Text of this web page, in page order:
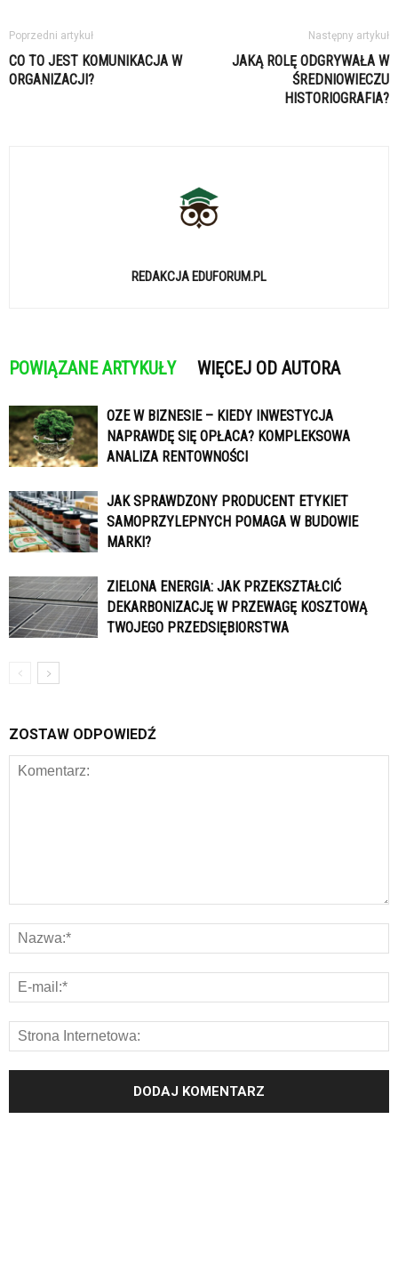
Poprzedni artykuł
CO TO JEST KOMUNIKACJA W
ORGANIZACJI?
Następny artykuł
JAKĄ ROLĘ ODGRYWAŁA W
ŚREDNIOWIECZU
HISTORIOGRAFIA?
REDAKCJA EDUFORUM.PL
POWIĄZANE ARTYKUŁY WIĘCEJ OD AUTORA
OZE W BIZNESIE – KIEDY INWESTYCJA
NAPRAWDĘ SIĘ OPŁACA? KOMPLEKSOWA
ANALIZA RENTOWNOŚCI
JAK SPRAWDZONY PRODUCENT ETYKIET
SAMOPRZYLEPNYCH POMAGA W BUDOWIE
MARKI?
ZIELONA ENERGIA: JAK PRZEKSZTAŁCIĆ
DEKARBONIZACJĘ W PRZEWAGĘ KOSZTOWĄ
TWOJEGO PRZEDSIĘBIORSTWA
ZOSTAW ODPOWIEDŹ